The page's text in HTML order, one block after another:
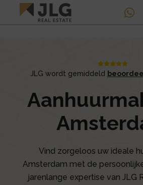
JLG wordt gemiddeld
Vind zorgeloos uw ideale
Amsterdam met de
jarenlange expertise van JLG